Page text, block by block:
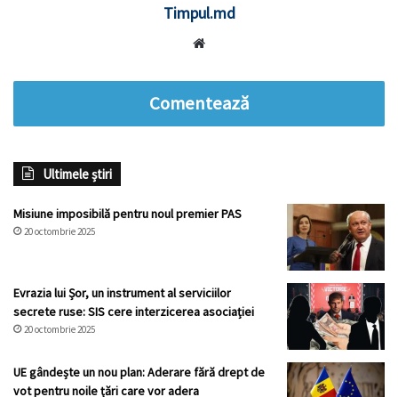
Timpul.md
Comentează
Ultimele știri
Misiune imposibilă pentru noul premier PAS
20 octombrie 2025
Evrazia lui Șor, un instrument al serviciilor
secrete ruse: SIS cere interzicerea asociației
20 octombrie 2025
UE gândește un nou plan: Aderare fără drept de
vot pentru noile țări care vor adera